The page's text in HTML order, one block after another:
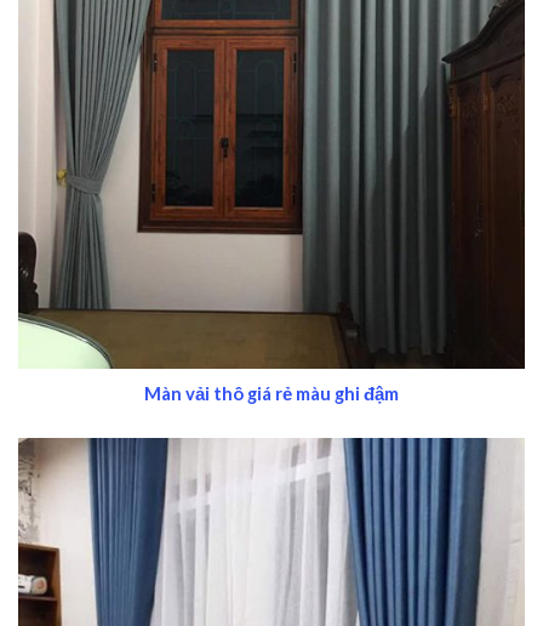
Màn vải thô giá rẻ màu ghi đậm